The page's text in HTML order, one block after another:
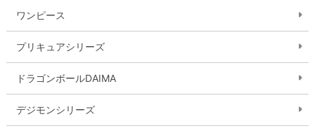
ワンピース
プリキュアシリーズ
ドラゴンボールDAIMA
デジモンシリーズ